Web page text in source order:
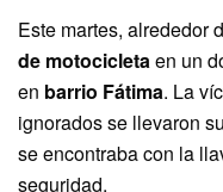
Este martes, alrededor
de motocicletaen un
en barrio Fátima. La
ignorados se llevaron
se encontraba con la
seguridad.